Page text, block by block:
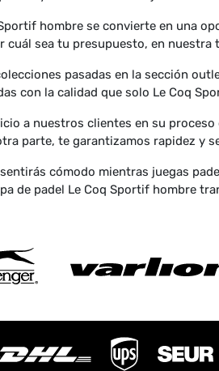
hombre se convierte en una
cuál sea tu presupuesto, en
pasadas en la sección
con la calidad que solo Le Coq
a nuestros clientes en su
parte, te garantizamos rapidez y
cómodo mientras juegas
de padel Le Coq Sportif hombre